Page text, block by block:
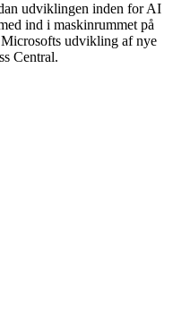
udviklingen inden for AI
ind i maskinrummet på
udvikling af nye
Central.